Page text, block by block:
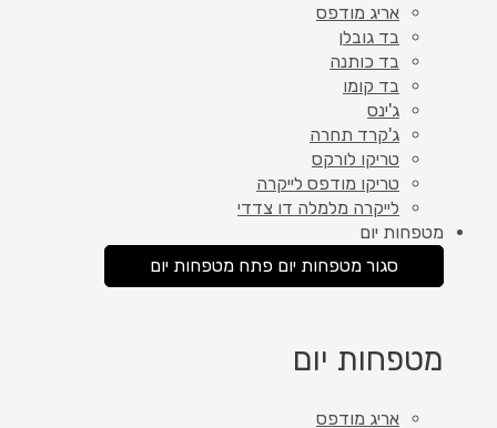
אריג מודפס
בד גובלן
בד כותנה
בד קומו
ג'ינס
ג'קרד תחרה
טריקו לורקס
טריקו מודפס לייקרה
לייקרה מלמלה דו צדדי
מטפחות יום
סגור מטפחות יום פתח מטפחות יום
מטפחות יום
אריג מודפס